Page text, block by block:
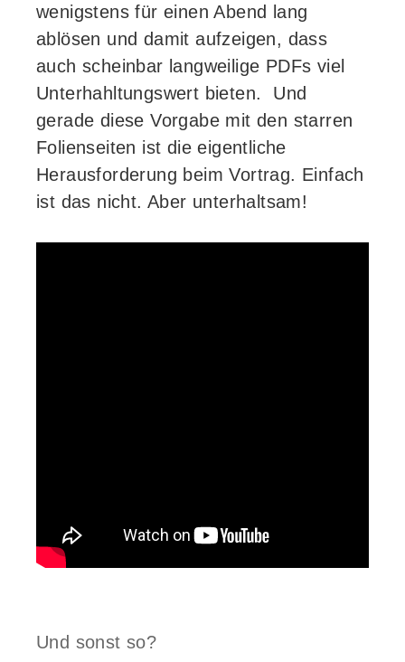
wenigstens für einen Abend lang
ablösen und damit aufzeigen, dass
auch scheinbar langweilige PDFs viel
Unterhahltungswert bieten. Und
gerade diese Vorgabe mit den starren
Folienseiten ist die eigentliche
Herausforderung beim Vortrag. Einfach
ist das nicht. Aber unterhaltsam!
Und sonst so?